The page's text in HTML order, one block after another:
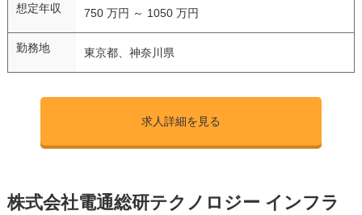
想定年収 750 万円 ～ 1050 万円
勤務地 東京都、神奈川県
求人詳細を見る
株式会社電通総研テクノロジー インフラ